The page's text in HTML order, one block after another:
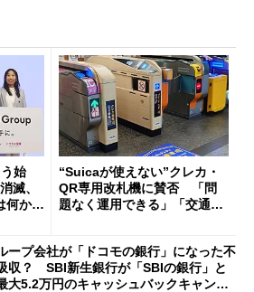
始
滅、
何か解
“Suicaが使えない”クレカ・
QR専用改札機に賛否 「問
題なく運用できる」「交通系I
ープ会社が「ドコモの銀行」になった不
収？ SBI新生銀行が「SBIの銀行」と
大5.2万円のキャッシュバックキャンペ